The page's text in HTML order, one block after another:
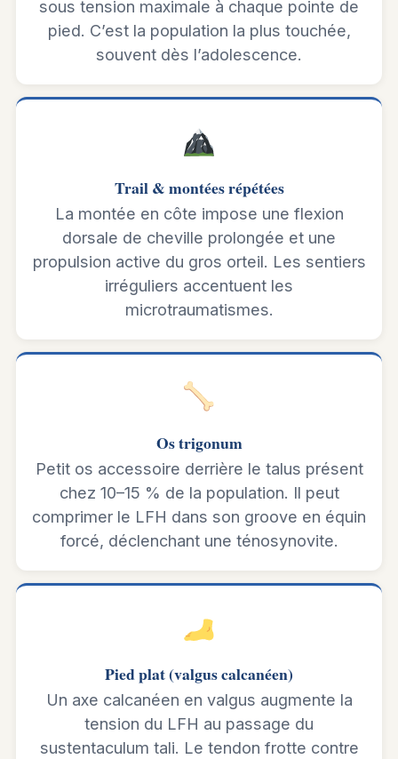
sous tension maximale à chaque pointe de
pied. C’est la population la plus touchée,
souvent dès l’adolescence.
Trail & montées répétées
La montée en côte impose une flexion
dorsale de cheville prolongée et une
propulsion active du gros orteil. Les sentiers
irréguliers accentuent les
microtraumatismes.
Os trigonum
Petit os accessoire derrière le talus présent
chez 10–15 % de la population. Il peut
comprimer le LFH dans son groove en équin
forcé, déclenchant une ténosynovite.
Pied plat (valgus calcanéen)
Un axe calcanéen en valgus augmente la
tension du LFH au passage du
sustentaculum tali. Le tendon frotte contre